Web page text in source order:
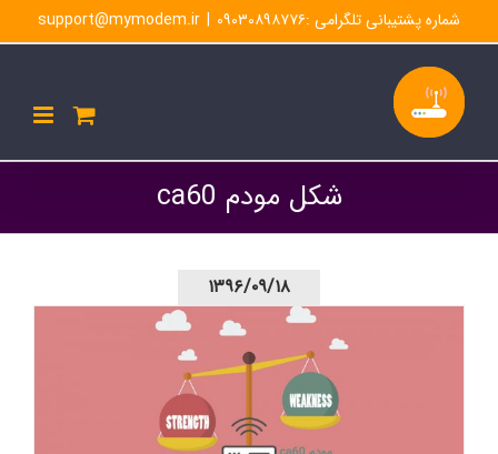
to
content
شماره پشتیبانی تلگرامی :۰۹۰۳۰۸۹۸۷۷۶ |
support@mymodem.ir
شکل مودم ca60
۱۳۹۶/۰۹/۱۸
مودم ca60 ایرانسل را بهتر بشناسید – مشخصات فنی- نقاط
قوت و ضعف